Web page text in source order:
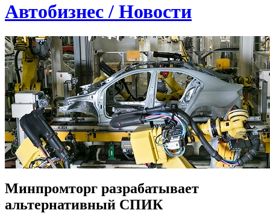
Автобизнес / Новости
Минпромторг разрабатывает
альтернативный СПИК